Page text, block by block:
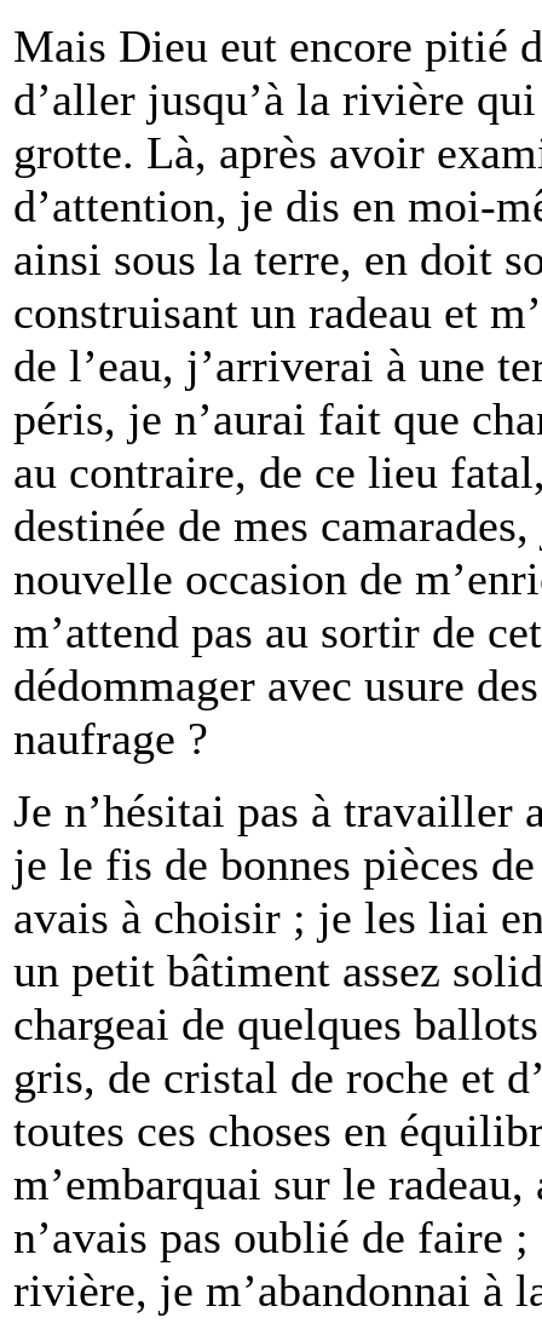
Mais Dieu eut encore pitié
d’aller jusqu’à la rivière
grotte. Là, après avoir
d’attention, je dis en moi-
ainsi sous la terre, en doit
construisant un radeau et
de l’eau, j’arriverai à une
péris, je n’aurai fait que
au contraire, de ce lieu
destinée de mes
nouvelle occasion de
m’attend pas au sortir de
dédommager avec usure
naufrage ?
Je n’hésitai pas à travailler
je le fis de bonnes pièces
avais à choisir ; je les liai
un petit bâtiment assez
chargeai de quelques
gris, de cristal de roche et
toutes ces choses en
m’embarquai sur le
n’avais pas oublié de faire
rivière, je m’abandonnai à